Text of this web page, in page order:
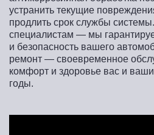
устранить текущие
продлить срок службы
специалистам — мы
и безопасность вашего
ремонт — своевременное
комфорт и здоровье вас и
годы.